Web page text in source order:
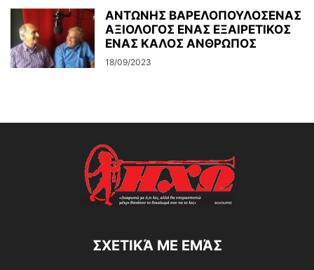
ΑΝΤΩΝΗΣ ΒΑΡΕΛΟΠΟΥΛΟΣΕΝΑΣ
ΑΞΙΟΛΟΓΟΣ ΕΝΑΣ ΕΞΑΙΡΕΤΙΚΟΣ
ΕΝΑΣ ΚΑΛΟΣ ΑΝΘΡΩΠΟΣ
18/09/2023
ΣΧΕΤΙΚΆ ΜΕ ΕΜΆΣ